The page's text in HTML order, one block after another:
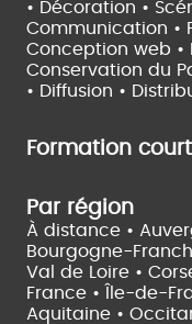
• Décoration •
Communication •
Conception web •
Conservation du
• Diffusion •
Formation
Par région
À distance •
Bourgogne-
Val de Loire •
France •
Île-de-
Aquitaine •